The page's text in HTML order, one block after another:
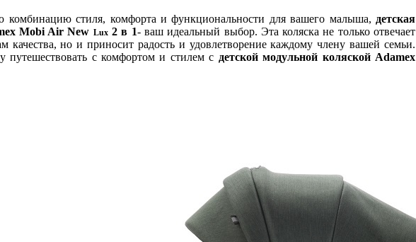
комбинацию стиля, комфорта и функциональности для вашего малыша, детская
Mobi Air New Lux2 в 1- ваш идеальный выбор. Эта коляска не только отвечает
качества, но и приносит радость и удовлетворение каждому члену вашей семьи.
путешествовать с комфортом и стилем с детской модульной коляской Adamex